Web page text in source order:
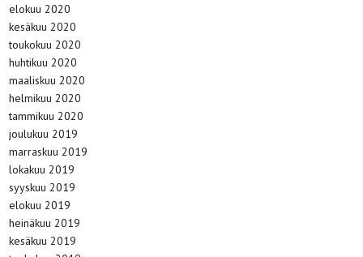
elokuu 2020
kesäkuu 2020
toukokuu 2020
huhtikuu 2020
maaliskuu 2020
helmikuu 2020
tammikuu 2020
joulukuu 2019
marraskuu 2019
lokakuu 2019
syyskuu 2019
elokuu 2019
heinäkuu 2019
kesäkuu 2019